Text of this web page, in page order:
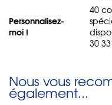
Personnalisez-
moi !
40
30
Nous vous
également...